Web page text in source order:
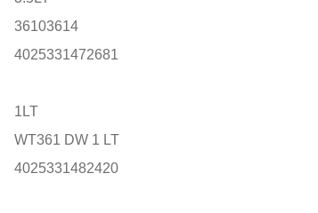
36103614
4025331472681
1LT
WT361 DW 1 LT
4025331482420